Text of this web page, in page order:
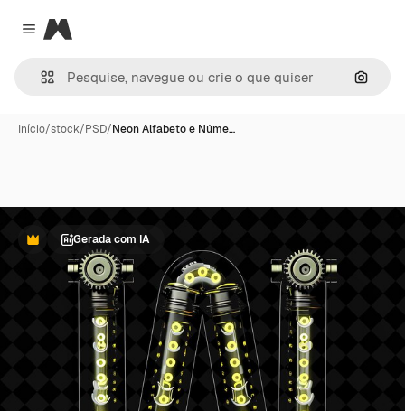
Close menu
Magnific
Início/stock/PSD/Neon Alfabeto e Núme…
PremiumGerada com IA